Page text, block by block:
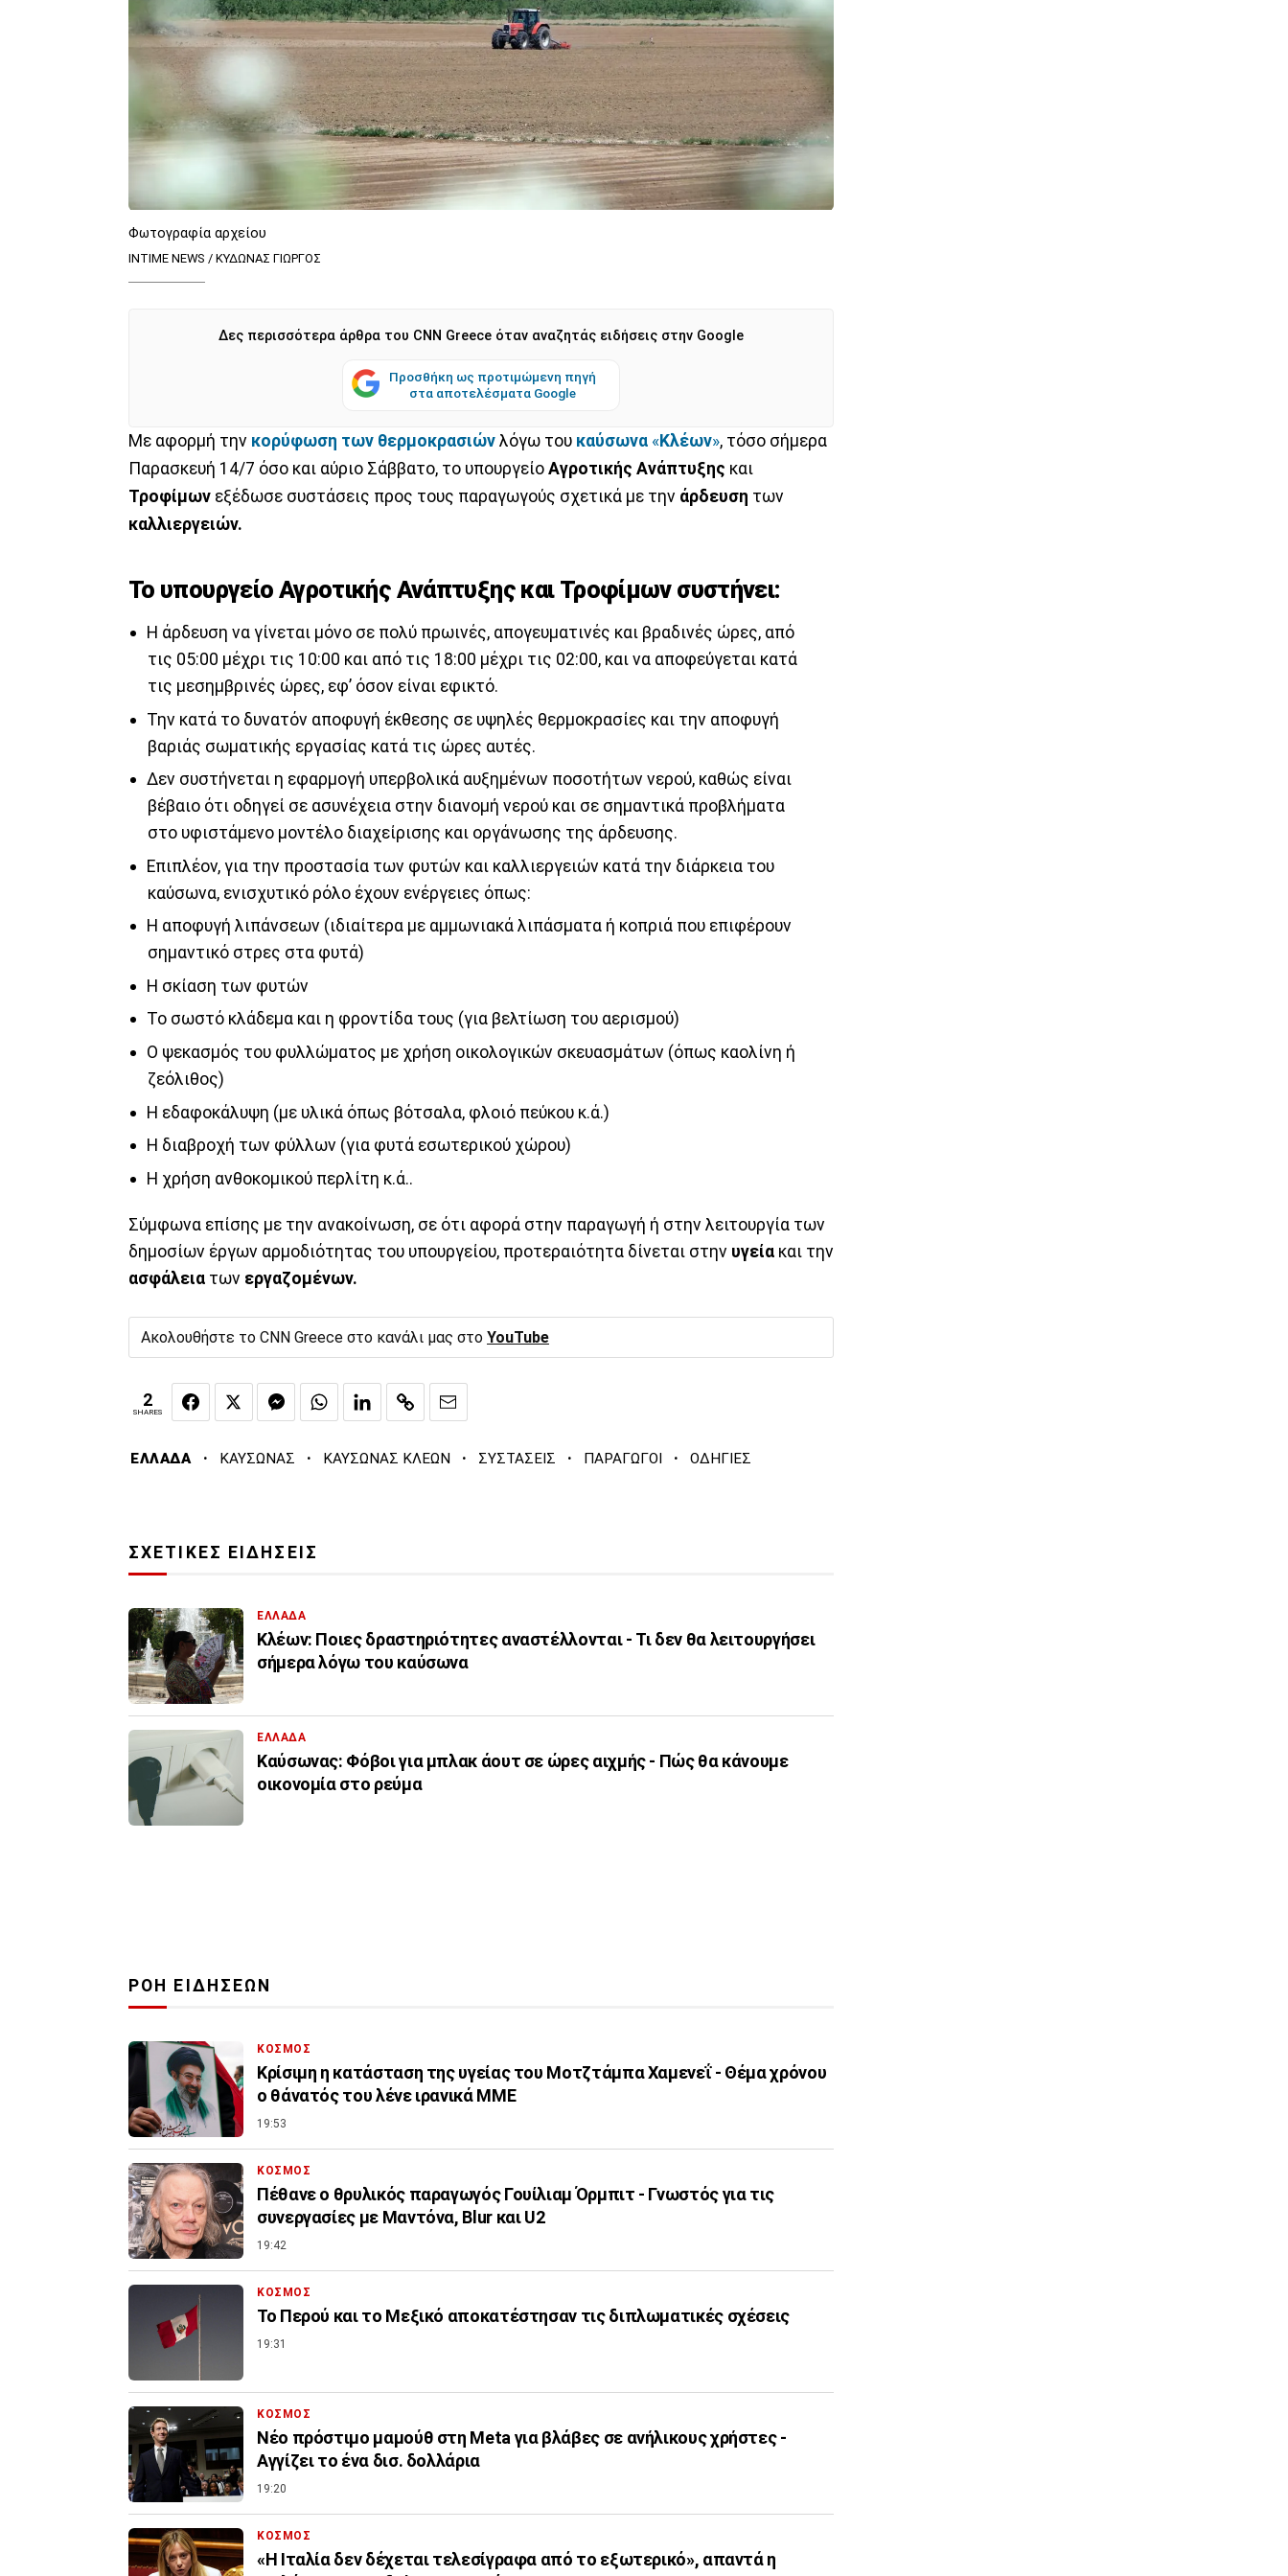
Φωτογραφία αρχείου
INTIME NEWS / ΚΥΔΩΝΑΣ ΓΙΩΡΓΟΣ
Δες περισσότερα άρθρα του CNN Greece όταν αναζητάς ειδήσεις στην Google
Προσθήκη ως προτιμώμενη πηγή
στα αποτελέσματα Google
Με αφορμή την κορύφωση των θερμοκρασιών λόγω του καύσωνα «Κλέων», τόσο σήμερα
Παρασκευή 14/7 όσο και αύριο Σάββατο, το υπουργείο Αγροτικής Ανάπτυξης και
Τροφίμων εξέδωσε συστάσεις προς τους παραγωγούς σχετικά με την άρδευση των
καλλιεργειών.
Το υπουργείο Αγροτικής Ανάπτυξης και Τροφίμων συστήνει:
Η άρδευση να γίνεται μόνο σε πολύ πρωινές, απογευματινές και βραδινές ώρες, από
τις 05:00 μέχρι τις 10:00 και από τις 18:00 μέχρι τις 02:00, και να αποφεύγεται κατά
τις μεσημβρινές ώρες, εφ’ όσον είναι εφικτό.
Την κατά το δυνατόν αποφυγή έκθεσης σε υψηλές θερμοκρασίες και την αποφυγή
βαριάς σωματικής εργασίας κατά τις ώρες αυτές.
Δεν συστήνεται η εφαρμογή υπερβολικά αυξημένων ποσοτήτων νερού, καθώς είναι
βέβαιο ότι οδηγεί σε ασυνέχεια στην διανομή νερού και σε σημαντικά προβλήματα
στο υφιστάμενο μοντέλο διαχείρισης και οργάνωσης της άρδευσης.
Επιπλέον, για την προστασία των φυτών και καλλιεργειών κατά την διάρκεια του
καύσωνα, ενισχυτικό ρόλο έχουν ενέργειες όπως:
Η αποφυγή λιπάνσεων (ιδιαίτερα με αμμωνιακά λιπάσματα ή κοπριά που επιφέρουν
σημαντικό στρες στα φυτά)
Η σκίαση των φυτών
Το σωστό κλάδεμα και η φροντίδα τους (για βελτίωση του αερισμού)
Ο ψεκασμός του φυλλώματος με χρήση οικολογικών σκευασμάτων (όπως καολίνη ή
ζεόλιθος)
Η εδαφοκάλυψη (με υλικά όπως βότσαλα, φλοιό πεύκου κ.ά.)
Η διαβροχή των φύλλων (για φυτά εσωτερικού χώρου)
Η χρήση ανθοκομικού περλίτη κ.ά..
Σύμφωνα επίσης με την ανακοίνωση, σε ότι αφορά στην παραγωγή ή στην λειτουργία των
δημοσίων έργων αρμοδιότητας του υπουργείου, προτεραιότητα δίνεται στην υγεία και την
ασφάλεια των εργαζομένων.
Ακολουθήστε το CNN Greece στο κανάλι μας στο YouTube
2
SHARES
ΕΛΛΑΔΑ · ΚΑΥΣΩΝΑΣ · ΚΑΥΣΩΝΑΣ ΚΛΕΩΝ · ΣΥΣΤΑΣΕΙΣ · ΠΑΡΑΓΩΓΟΙ · ΟΔΗΓΙΕΣ
ΣΧΕΤΙΚΕΣ ΕΙΔΗΣΕΙΣ
ΕΛΛΑΔΑ
Κλέων: Ποιες δραστηριότητες αναστέλλονται - Τι δεν θα λειτουργήσει
σήμερα λόγω του καύσωνα
ΕΛΛΑΔΑ
Καύσωνας: Φόβοι για μπλακ άουτ σε ώρες αιχμής - Πώς θα κάνουμε
οικονομία στο ρεύμα
ΡΟΗ ΕΙΔΗΣΕΩΝ
ΚΟΣΜΟΣ
Κρίσιμη η κατάσταση της υγείας του Μοτζτάμπα Χαμενεΐ - Θέμα χρόνου
ο θάνατός του λένε ιρανικά ΜΜΕ
19:53
ΚΟΣΜΟΣ
Πέθανε ο θρυλικός παραγωγός Γουίλιαμ Όρμπιτ - Γνωστός για τις
συνεργασίες με Μαντόνα, Blur και U2
19:42
ΚΟΣΜΟΣ
Το Περού και το Μεξικό αποκατέστησαν τις διπλωματικές σχέσεις
19:31
ΚΟΣΜΟΣ
Nέο πρόστιμο μαμούθ στη Meta για βλάβες σε ανήλικους χρήστες -
Αγγίζει το ένα δισ. δολλάρια
19:20
ΚΟΣΜΟΣ
«Η Ιταλία δεν δέχεται τελεσίγραφα από το εξωτερικό», απαντά η